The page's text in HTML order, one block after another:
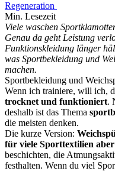
Regeneration
Min. Lesezeit
Viele waschen
Genau da geht Leistung
Funktionskleidung länger
was Sportbekleidung und
machen.
Sportbekleidung und
Wenn ich trainiere, will ich,
trocknet und funktioniert.
deshalb ist das Thema
die meisten denken.
Die kurze Version:
für viele Sporttextilien
beschichten, die
festhalten. Wenn du viel